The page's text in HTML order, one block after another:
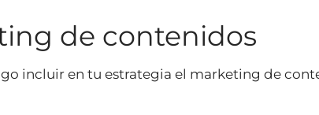
de contenidos
incluir en tu estrategia el marketing de